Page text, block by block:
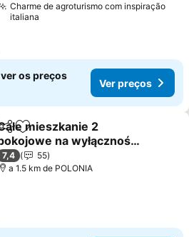
Charme de agroturismo com inspiração
italiana
os preços
Ver preços
Adicionar aos favoritos
mieszkanie 2
na wyłączność
Częstochowy,
bardzo blisko Jasnej
7,4
55
a 1.5 km de POLONIA